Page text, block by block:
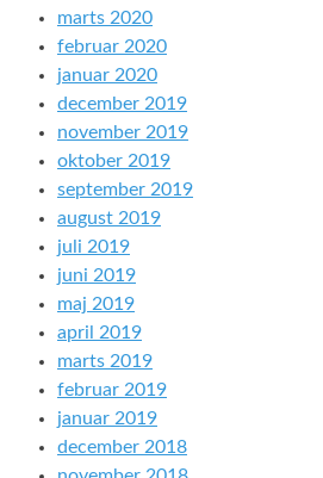
marts 2020
februar 2020
januar 2020
december 2019
november 2019
oktober 2019
september 2019
august 2019
juli 2019
juni 2019
maj 2019
april 2019
marts 2019
februar 2019
januar 2019
december 2018